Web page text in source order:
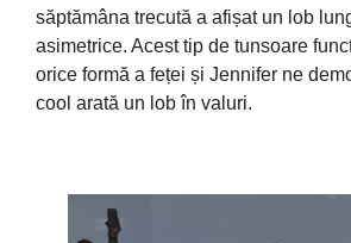
săptămâna trecută a afișat un lob
asimetrice. Acest tip de tunsoare
orice formă a feței și Jennifer ne
cool arată un lob în valuri.